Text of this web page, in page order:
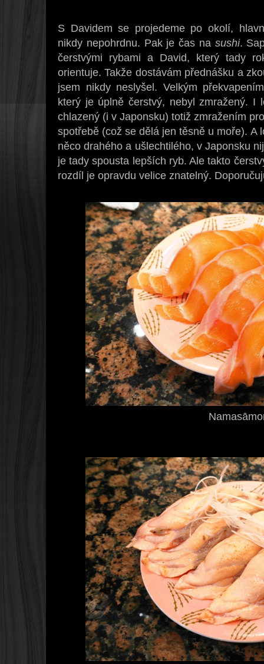
S Davidem se projedeme po okolí,
nikdy nepohrdnu. Pak je čas na sushi.
čerstvými rybami a David, který tady
orientuje. Takže dostávám přednášku a
jsem nikdy neslyšel. Velkým
který je úplně čerstvý, nebyl zmražený. I
chlazený (i v Japonsku) totiž zmražením
spotřebě (což se dělá jen těsně u moře). A
něco drahého a ušlechtilého, v Japonsku
je tady spousta lepších ryb. Ale takto
rozdíl je opravdu velice znatelný.